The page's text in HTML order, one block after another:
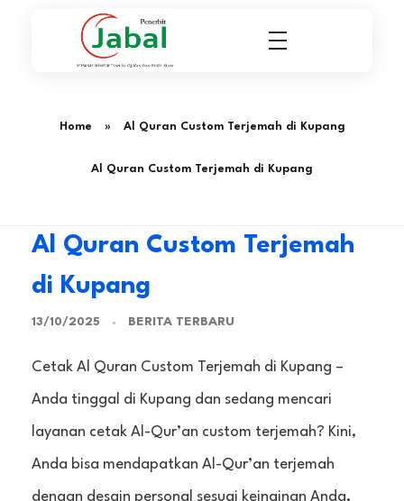
Home » Al Quran Custom Terjemah di Kupang
Al Quran Custom Terjemah di Kupang
Al Quran Custom Terjemah
di Kupang
13/10/2025 BERITA TERBARU
Cetak Al Quran Custom Terjemah di Kupang –
Anda tinggal di Kupang dan sedang mencari
layanan cetak Al-Qur’an custom terjemah? Kini,
Anda bisa mendapatkan Al-Qur’an terjemah
dengan desain personal sesuai keinginan Anda,